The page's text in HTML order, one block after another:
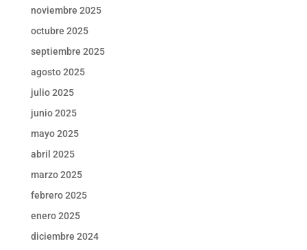
noviembre 2025
octubre 2025
septiembre 2025
agosto 2025
julio 2025
junio 2025
mayo 2025
abril 2025
marzo 2025
febrero 2025
enero 2025
diciembre 2024